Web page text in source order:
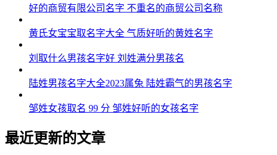
好的商贸有限公司名字 不重名的商贸公司名称
黄氏女宝宝取名字大全 气质好听的黄姓名字
刘取什么男孩名字好 刘姓满分男孩名
陆姓男孩名字大全2023属兔 陆姓霸气的男孩名字
邹姓女孩取名 99 分 邹姓好听的女孩名字
最近更新的文章